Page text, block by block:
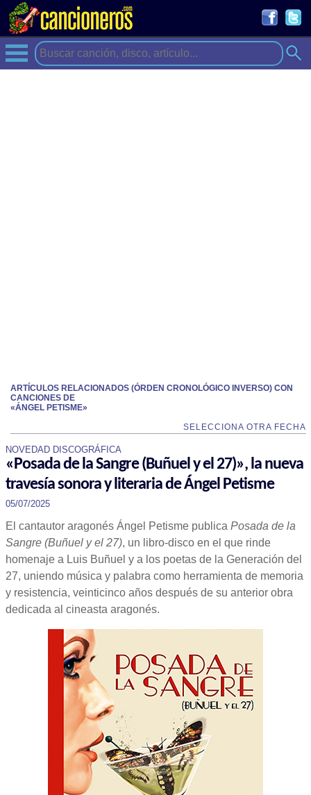
ARTÍCULOS RELACIONADOS (ÓRDEN CRONOLÓGICO INVERSO) CON
CANCIONES DE
«ÁNGEL PETISME»
SELECCIONA OTRA FECHA
NOVEDAD DISCOGRÁFICA
«Posada de la Sangre (Buñuel y el 27)», la nueva
travesía sonora y literaria de Ángel Petisme
05/07/2025
El cantautor aragonés Ángel Petisme publica Posada de la
Sangre (Buñuel y el 27), un libro-disco en el que rinde
homenaje a Luis Buñuel y a los poetas de la Generación del
27, uniendo música y palabra como herramienta de memoria
y resistencia, veinticinco años después de su anterior obra
dedicada al cineasta aragonés.